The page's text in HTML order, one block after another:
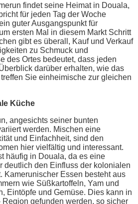
findet seine Heimat in Douala,
für jeden Tag der Woche
guter Ausgangspunkt für
ersten Mal in diesem Markt Schritt
gibt es überall, Kauf und Verkauf
zu Schmuck und
des Ortes bedeutet, dass jeden
darüber erhalten, wie das
Sie einheimische zur gleichen
Küche
angesichts seiner bunten
werden. Mischen eine
und Einfachheit, sind den
hier vielfältig und interessant.
häufig in Douala, da es eine
deutlich den Einfluss der kolonialen
Kamerunischer Essen besteht aus
wie Süßkartoffeln, Yam und
Eintöpfe und Gemüse. Dies kann in
Region gefunden werden, so sicher